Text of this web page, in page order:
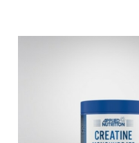
CREATINE
Applied Nutrition
proizvodi